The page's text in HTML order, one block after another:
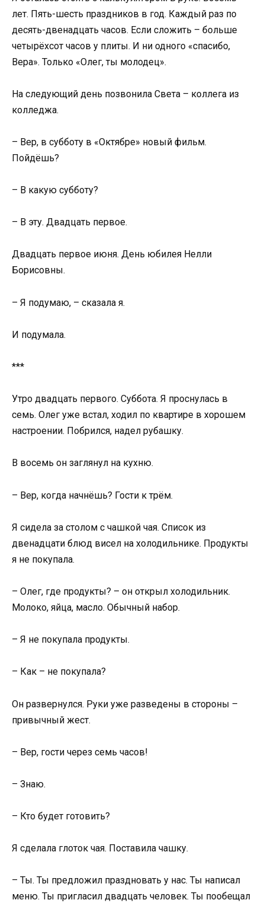
лет. Пять-шесть праздников в год. Каждый раз по
десять-двенадцать часов. Если сложить – больше
четырёхсот часов у плиты. И ни одного «спасибо,
Вера». Только «Олег, ты молодец».
На следующий день позвонила Света – коллега из
колледжа.
– Вер, в субботу в «Октябре» новый фильм.
Пойдёшь?
– В какую субботу?
– В эту. Двадцать первое.
Двадцать первое июня. День юбилея Нелли
Борисовны.
– Я подумаю, – сказала я.
И подумала.
***
Утро двадцать первого. Суббота. Я проснулась в
семь. Олег уже встал, ходил по квартире в хорошем
настроении. Побрился, надел рубашку.
В восемь он заглянул на кухню.
– Вер, когда начнёшь? Гости к трём.
Я сидела за столом с чашкой чая. Список из
двенадцати блюд висел на холодильнике. Продукты
я не покупала.
– Олег, где продукты? – он открыл холодильник.
Молоко, яйца, масло. Обычный набор.
– Я не покупала продукты.
– Как – не покупала?
Он развернулся. Руки уже разведены в стороны –
привычный жест.
– Вер, гости через семь часов!
– Знаю.
– Кто будет готовить?
Я сделала глоток чая. Поставила чашку.
– Ты. Ты предложил праздновать у нас. Ты написал
меню. Ты пригласил двадцать человек. Ты пообещал